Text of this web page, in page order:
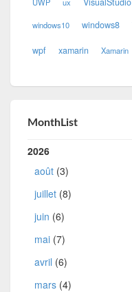
windows10 windows8
wpf xamarin Xamarin
MonthList
2026
août (3)
juillet (8)
juin (6)
mai (7)
avril (6)
mars (4)